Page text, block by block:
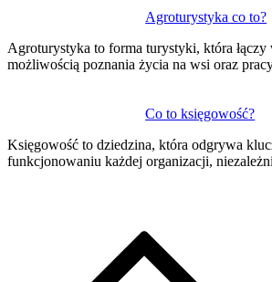
Agroturystyka co to?
Agroturystyka to forma turystyki, która
możliwością poznania życia na wsi oraz
Co to księgowość?
Księgowość to dziedzina, która odgrywa
funkcjonowaniu każdej organizacji,